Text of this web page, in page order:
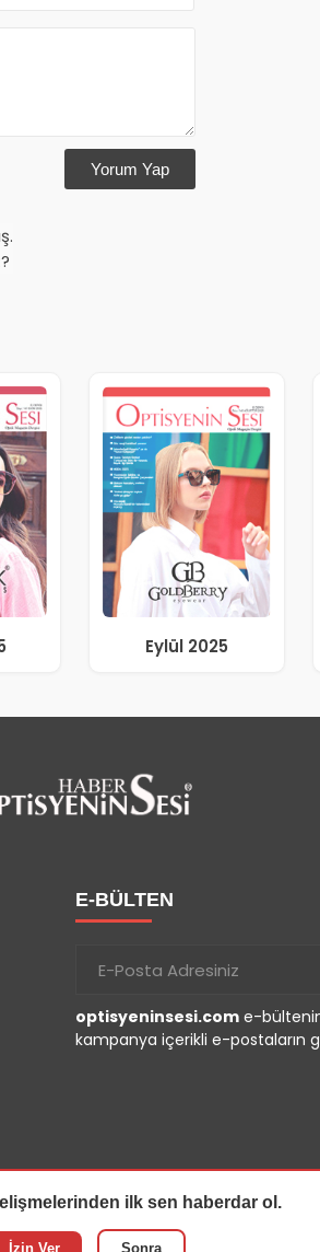
Yorum Yap
Eylül 2025
E-BÜLTEN
optisyeninsesi.com e-
kampanya içerikli e-postaların
ilk sen haberdar ol.
İzin Ver Sonra